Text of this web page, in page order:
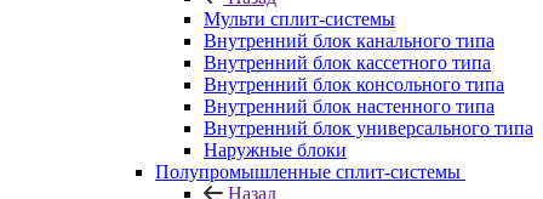
Мульти сплит-системы
Внутренний блок канального типа
Внутренний блок кассетного типа
Внутренний блок консольного типа
Внутренний блок настенного типа
Внутренний блок универсального типа
Наружные блоки
Полупромышленные сплит-системы
Назад